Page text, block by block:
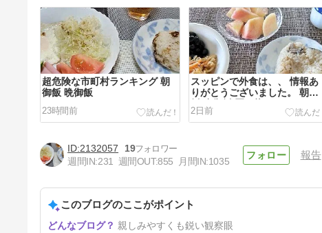
超危険な市町村ランキング 朝
御飯 晩御飯
23時間前
スッピンで外食は、、 情報あ
りがとうございました。 朝御
飯 晩御飯 買い物
2日前
かぶれの症状 晩御飯
2132057
19
週間IN:231 週間OUT:855 月間IN:1035
報告
このブログのここがポイント
親しみやすくも鋭い観察眼